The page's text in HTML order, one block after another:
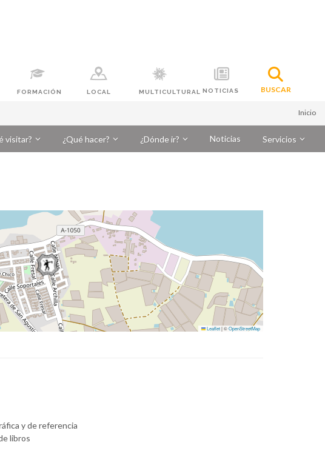
FORMACIÓN LOCAL MULTICULTURAL NOTICIAS BUSCAR
Inicio
visitar? ¿Qué hacer? ¿Dónde ir? Noticias Servicios
Leaflet|©OpenStreetMap
y de referencia
libros